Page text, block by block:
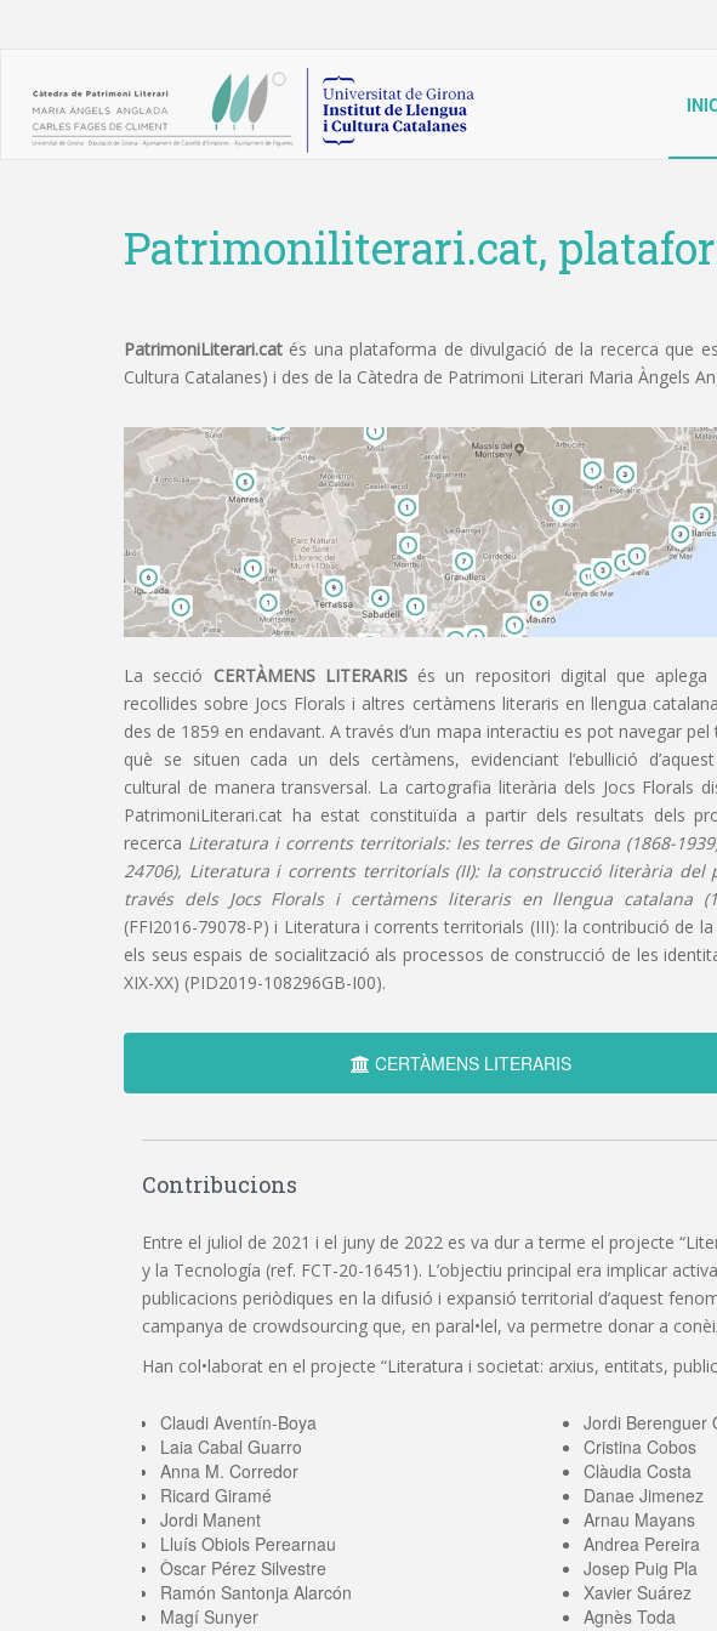
Patrimoniliterari.cat,
PatrimoniLiterari.cat és una plataforma de divulgació de la recerca que
Cultura Catalanes) i des de la Càtedra de Patrimoni Literari Maria Àngels
La secció CERTÀMENS LITERARISés un repositori digital que aplega
recollides sobre Jocs Florals i altres certàmens literaris en llengua
des de 1859 en endavant. A través d’un mapa interactiu es pot navegar
què se situen cada un dels certàmens, evidenciant l’ebullició
cultural de manera transversal. La cartografia literària dels Jocs Florals
PatrimoniLiterari.cat ha estat constituïda a partir dels resultats dels
recerca Literatura i corrents territorials: les terres de Girona (1868-1939)
24706), Literatura i corrents territorials (II): la construcció literària del
través dels Jocs Florals i certàmens literaris en llengua catalana
(FFI2016-79078-P) i Literatura i corrents territorials (III): la contribució de
els seus espais de socialització als processos de construcció de les
XIX-XX) (PID2019-108296GB-I00).
CERTÀMENS LITERARIS
Contribucions
Entre el juliol de 2021 i el juny de 2022 es va dur a terme el projecte
y la Tecnología (ref. FCT-20-16451). L’objectiu principal era implicar
publicacions periòdiques en la difusió i expansió territorial d’aquest
campanya de crowdsourcing que, en paral•lel, va permetre donar a
Han col•laborat en el projecte “Literatura i societat: arxius, entitats,
Claudi Aventín-Boya Jordi Berenguer
Laia Cabal Guarro
Cristina Cobos
Anna M. Corredor
Clàudia Costa
Ricard Giramé
Danae Jimenez
Jordi Manent
Arnau Mayans
Lluís Obiols Perearnau
Andrea Pereira
Òscar Pérez Silvestre
Josep Puig Pla
Ramón Santonja Alarcón
Xavier Suárez
Magí Sunyer
Agnès Toda